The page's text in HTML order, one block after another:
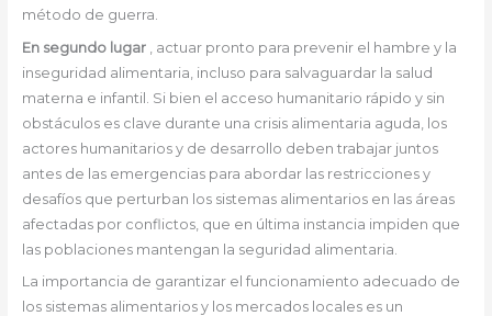
método de guerra.
En segundo lugar, actuar pronto para prevenir el hambre y la
inseguridad alimentaria, incluso para salvaguardar la salud
materna e infantil. Si bien el acceso humanitario rápido y sin
obstáculos es clave durante una crisis alimentaria aguda, los
actores humanitarios y de desarrollo deben trabajar juntos
antes de las emergencias para abordar las restricciones y
desafíos que perturban los sistemas alimentarios en las áreas
afectadas por conflictos, que en última instancia impiden que
las poblaciones mantengan la seguridad alimentaria.
La importancia de garantizar el funcionamiento adecuado de
los sistemas alimentarios y los mercados locales es un